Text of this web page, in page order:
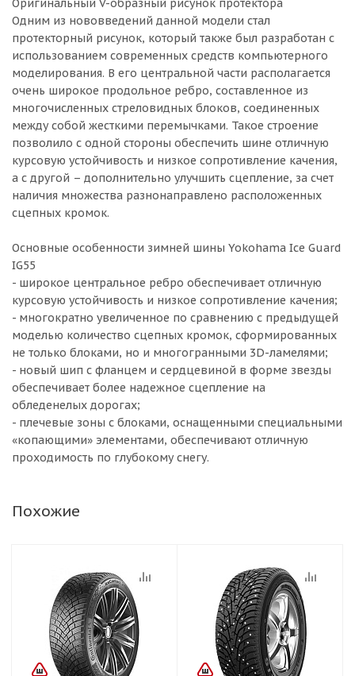
Оригинальный V-образный рисунок протектора
Одним из нововведений данной модели стал
протекторный рисунок, который также был разработан с
использованием современных средств компьютерного
моделирования. В его центральной части располагается
очень широкое продольное ребро, составленное из
многочисленных стреловидных блоков, соединенных
между собой жесткими перемычками. Такое строение
позволило с одной стороны обеспечить шине отличную
курсовую устойчивость и низкое сопротивление качения,
а с другой – дополнительно улучшить сцепление, за счет
наличия множества разнонаправлено расположенных
сцепных кромок.
Основные особенности зимней шины Yokohama Ice Guard
IG55
- широкое центральное ребро обеспечивает отличную
курсовую устойчивость и низкое сопротивление качения;
- многократно увеличенное по сравнению с предыдущей
моделью количество сцепных кромок, сформированных
не только блоками, но и многогранными 3D-ламелями;
- новый шип с фланцем и сердцевиной в форме звезды
обеспечивает более надежное сцепление на
обледенелых дорогах;
- плечевые зоны с блоками, оснащенными специальными
«копающими» элементами, обеспечивают отличную
проходимость по глубокому снегу.
Похожие